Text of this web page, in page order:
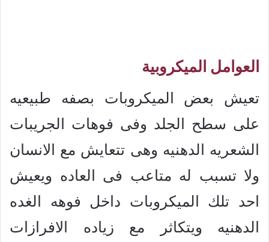
العوامل الميكروبية
تعيش بعض الميكروبات بصفه طبيعيه
على سطح الجلد وفى فوهات الجريبات
الشعريه الدهنيه وهى تتعايش مع الانسان
ولا تسبب له متاعب فى العاده ويعيش
احد تلك الميكروبات داخل فوهه الغده
الدهنيه ويتكاثر مع زياده الافرازات